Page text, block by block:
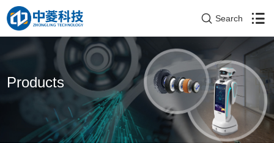
Search
Products